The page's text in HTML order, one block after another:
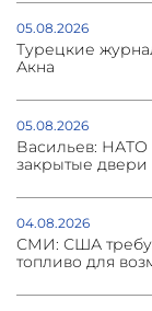
05.08.2026
Турецкие
Акна
05.08.2026
Васильев: НАТО
закрытые двери
04.08.2026
СМИ: США
топливо для